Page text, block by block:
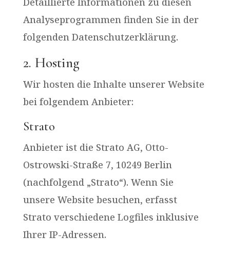
Analyseprogrammen finden Sie in der
folgenden Datenschutzerklärung.
2. Hosting
Wir hosten die Inhalte unserer Website
bei folgendem Anbieter:
Strato
Anbieter ist die Strato AG, Otto-
Ostrowski-Straße 7, 10249 Berlin
(nachfolgend „Strato“). Wenn Sie
unsere Website besuchen, erfasst
Strato verschiedene Logfiles inklusive
Ihrer IP-Adressen.